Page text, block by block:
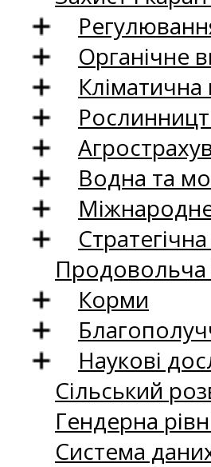
Органічне
Кліматична
Водна та
Продовольча
Корми
Наукові
Сільський
Гендерна
Система